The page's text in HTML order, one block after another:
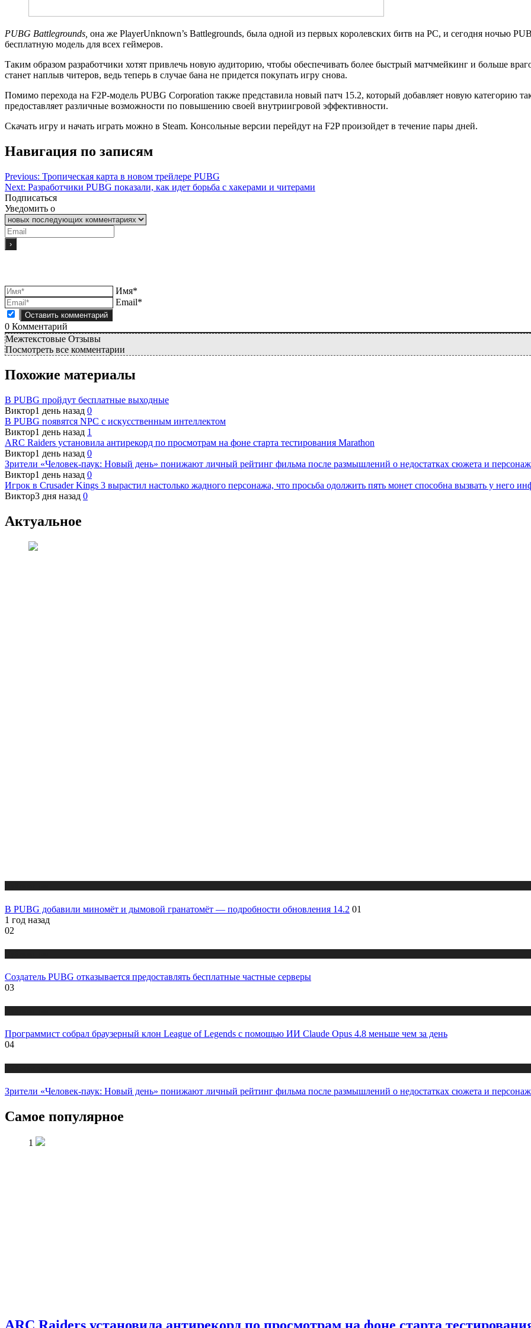
PUBG Battlegrounds, она же PlayerUnknown’s Battlegrounds, была одной из первых королевских битв на PC, и сегодня ночью
бесплатную модель для всех геймеров.
Таким образом разработчики хотят привлечь новую аудиторию, чтобы обеспечивать более быстрый матчмейкинг и больше
станет наплыв читеров, ведь теперь в случае бана не придется покупать игру снова.
Помимо перехода на F2P-модель PUBG Corporation также представила новый патч 15.2, который добавляет новую категорию
предоставляет различные возможности по повышению своей внутриигровой эффективности.
Скачать игру и начать играть можно в Steam. Консольные версии перейдут на F2P произойдет в течение пары дней.
Навигация по записям
Previous: Тропическая карта в новом трейлере PUBG
Next: Разработчики PUBG показали, как идет борьба с хакерами и читерами
Подписаться
Уведомить о
Имя*
Email*
0 Комментарий
Межтекстовые Отзывы
Посмотреть все комментарии
Похожие материалы
В PUBG пройдут бесплатные выходные
Виктор1 день назад 0
В PUBG появятся NPC с искусственным интеллектом
Виктор1 день назад 1
ARC Raiders установила антирекорд по просмотрам на фоне старта тестирования Marathon
Виктор1 день назад 0
Зрители «Человек-паук: Новый день» понижают личный рейтинг фильма после размышлений о недостатках сюжета и
Виктор1 день назад 0
Игрок в Crusader Kings 3 вырастил настолько жадного персонажа, что просьба одолжить пять монет способна вызвать у него
Виктор3 дня назад 0
Актуальное
В PUBG добавили миномёт и дымовой гранатомёт — подробности обновления 14.2 01
1 год назад
02
Создатель PUBG отказывается предоставлять бесплатные частные серверы
03
Программист собрал браузерный клон League of Legends с помощью ИИ Claude Opus 4.8 меньше чем за день
04
Зрители «Человек-паук: Новый день» понижают личный рейтинг фильма после размышлений о недостатках сюжета и
Самое популярное
1